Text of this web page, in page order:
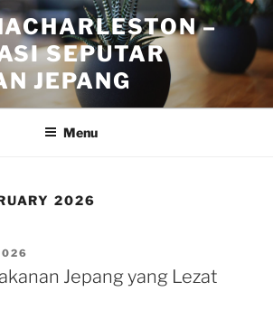
–
SEPUTAR
JEPANG
Menu
2026
Jepang yang Lezat